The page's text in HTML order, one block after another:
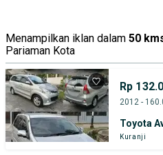
Tipe Bodi
Menampilkan iklan dalam 50
Pariaman Kota
Rp
2012 -
Toyota
Kuranji